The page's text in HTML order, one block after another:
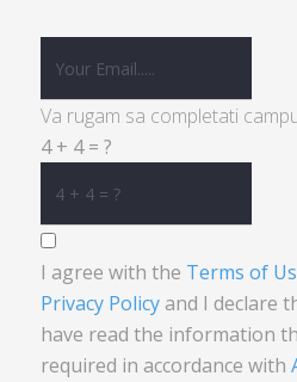
Va rugam sa completati
4 + 4 = ?
I agree with the Terms of
Privacy Policy and I declare
have read the information
required in accordance with